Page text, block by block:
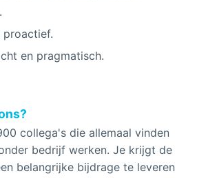
proactief.
en pragmatisch.
collega's die allemaal vinden
bedrijf werken. Je krijgt de
belangrijke bijdrage te leveren